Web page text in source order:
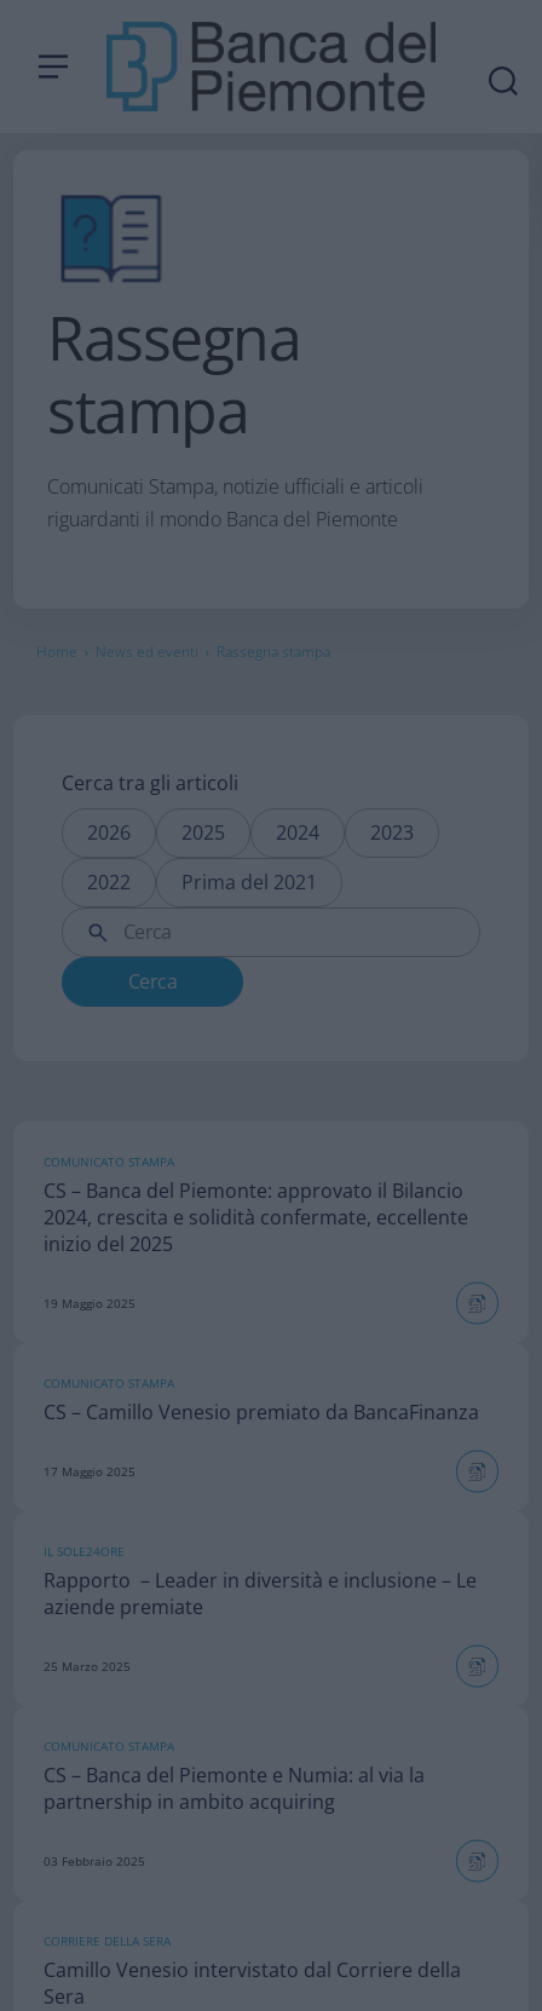
Rassegna
stampa
Comunicati Stampa, notizie ufficiali e articoli
riguardanti il mondo Banca del Piemonte
Home › News ed eventi › Rassegna stampa
Cerca tra gli articoli
2026
2025 2024
2023
2022
Prima del 2021
Cerca
COMUNICATO STAMPA
CS – Banca del Piemonte: approvato il Bilancio
2024, crescita e solidità confermate, eccellente
inizio del 2025
19 Maggio 2025
COMUNICATO STAMPA
CS – Camillo Venesio premiato da BancaFinanza
17 Maggio 2025
IL SOLE24ORE
Rapporto – Leader in diversità e inclusione – Le
aziende premiate
25 Marzo 2025
COMUNICATO STAMPA
CS – Banca del Piemonte e Numia: al via la
partnership in ambito acquiring
03 Febbraio 2025
CORRIERE DELLA SERA
Camillo Venesio intervistato dal Corriere della
Sera